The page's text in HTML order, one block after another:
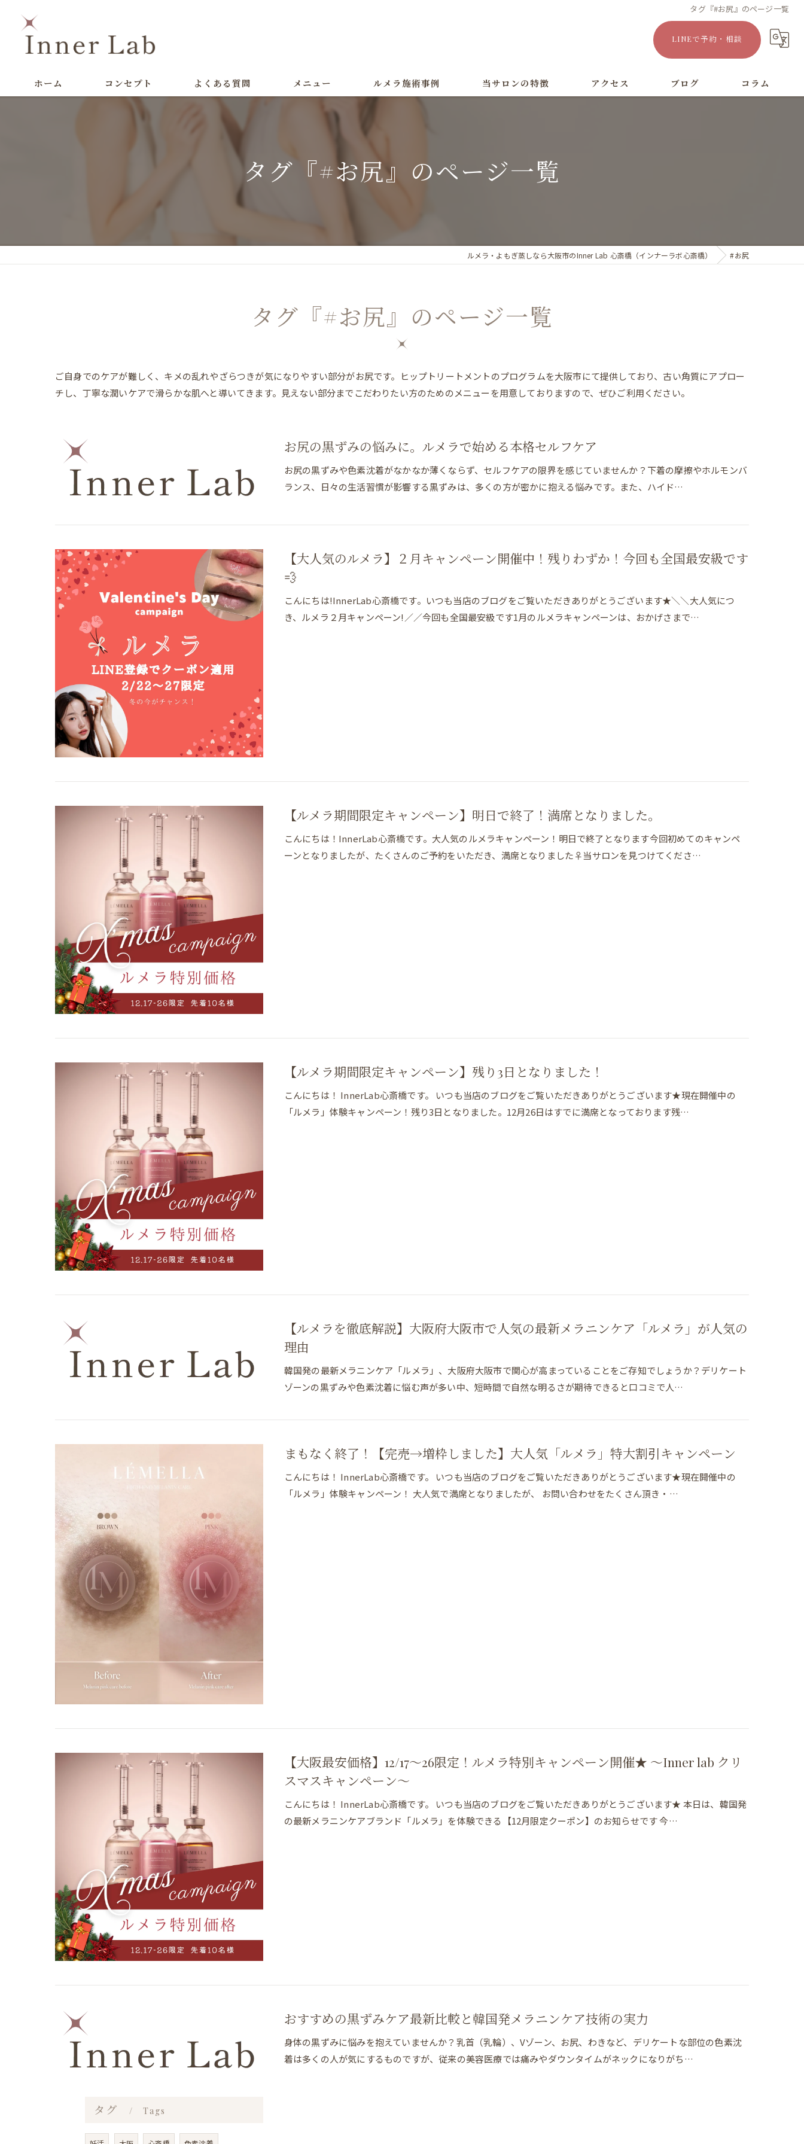
タグ『#お尻』のページ一覧
LINEで予約・相談
ホーム コンセプト よくある質問 メニュー ルメラ施術事例 当サロンの特徴
色素沈着
アクセス ブログ コラム
タグ『#お尻』のページ一覧
ルメラ・よもぎ蒸しなら大阪市のInner Lab 心斎橋（インナーラボ心斎橋） #お尻
タグ『#お尻』のページ一覧
ご自身でのケアが難しく、キメの乱れやざらつきが気になりやすい部分がお尻です。ヒップトリートメントのプログラムを大阪市にて提供しており、古い角質にアプロー
チし、丁寧な潤いケアで滑らかな肌へと導いてきます。見えない部分までこだわりたい方のためのメニューを用意しておりますので、ぜひご利用ください。
お尻の黒ずみの悩みに。ルメラで始める本格セルフケア
お尻の黒ずみや色素沈着がなかなか薄くならず、セルフケアの限界を感じていませんか？下着の摩擦やホルモンバ
ランス、日々の生活習慣が影響する黒ずみは、多くの方が密かに抱える悩みです。また、ハイド…
【大人気のルメラ】２月キャンペーン開催中！残りわずか！今回も全国最安級です
💨
こんにちは!InnerLab心斎橋です。いつも当店のブログをご覧いただきありがとうございます★＼＼大人気につ
き、ルメラ２月キャンペーン!／／今回も全国最安級です1月のルメラキャンペーンは、おかげさまで…
【ルメラ期間限定キャンペーン】明日で終了！満席となりました。
こんにちは！InnerLab心斎橋です。大人気のルメラキャンペーン！明日で終了となります今回初めてのキャンペ
ーンとなりましたが、たくさんのご予約をいただき、満席となりました♀当サロンを見つけてくださ…
【ルメラ期間限定キャンペーン】残り3日となりました！
こんにちは！ InnerLab心斎橋です。 いつも当店のブログをご覧いただきありがとうございます★現在開催中の
「ルメラ」体験キャンペーン！残り3日となりました。12月26日はすでに満席となっております残…
【ルメラを徹底解説】大阪府大阪市で人気の最新メラニンケア「ルメラ」が人気の
理由
韓国発の最新メラニンケア「ルメラ」、大阪府大阪市で関心が高まっていることをご存知でしょうか？デリケート
ゾーンの黒ずみや色素沈着に悩む声が多い中、短時間で自然な明るさが期待できると口コミで人…
まもなく終了！【完売→増枠しました】大人気「ルメラ」特大割引キャンペーン
こんにちは！ InnerLab心斎橋です。 いつも当店のブログをご覧いただきありがとうございます★現在開催中の
「ルメラ」体験キャンペーン！ 大人気で満席となりましたが、 お問い合わせをたくさん頂き・…
【大阪最安価格】12/17～26限定！ルメラ特別キャンペーン開催★ 〜Inner lab クリ
スマスキャンペーン〜
こんにちは！ InnerLab心斎橋です。 いつも当店のブログをご覧いただきありがとうございます★ 本日は、韓国発
の最新メラニンケアブランド「ルメラ」を体験できる【12月限定クーポン】のお知らせです 今…
おすすめの黒ずみケア最新比較と韓国発メラニンケア技術の実力
身体の黒ずみに悩みを抱えていませんか？乳首（乳輪）、Vゾーン、お尻、わきなど、デリケートな部位の色素沈
着は多くの人が気にするものですが、従来の美容医療では痛みやダウンタイムがネックになりがち…
タグ Tags
LINEで予約・相談